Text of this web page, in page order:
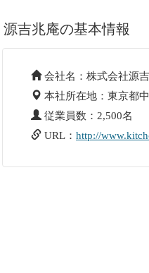
源吉兆庵の基本情報
会社名：株式会社源
本社所在地：東京都
従業員数：2,500名
URL： http://